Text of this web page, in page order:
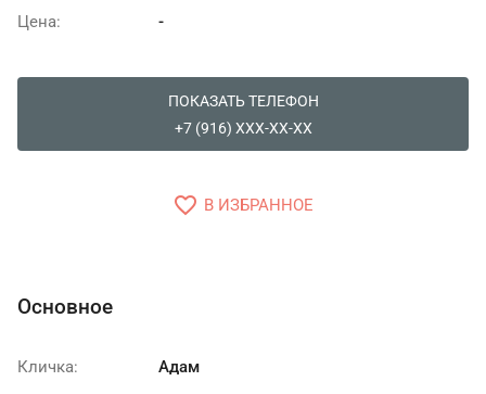
Цена: -
ПОКАЗАТЬ ТЕЛЕФОН
+7 (916) XXX-XX-XX
favorite_border В ИЗБРАННОЕ
Основное
Кличка: Адам